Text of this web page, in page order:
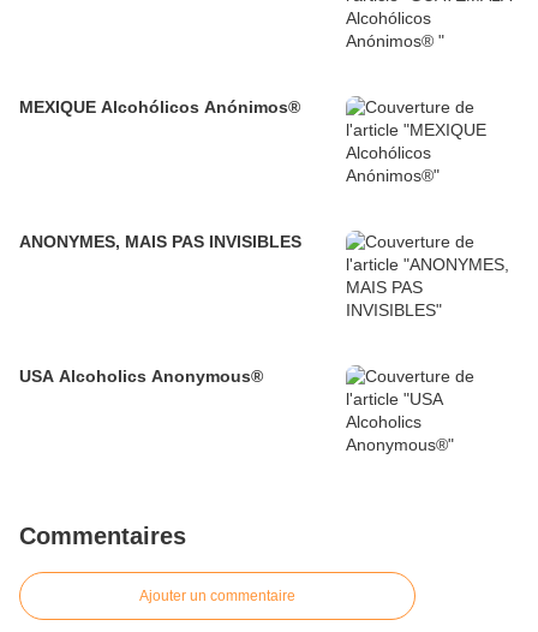
MEXIQUE Alcohólicos Anónimos®
ANONYMES, MAIS PAS INVISIBLES
USA Alcoholics Anonymous®
Commentaires
Ajouter un commentaire